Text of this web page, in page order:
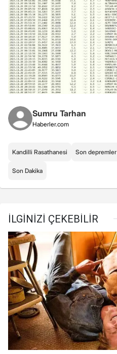
Sumru Tarhan
Haberler.com
Kandilli Rasathanesi Son depremler
Son Dakika